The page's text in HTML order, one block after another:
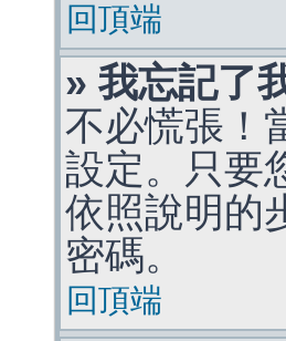
回頂端
» 我忘記了
不必慌張！
設定。只要
依照說明的
密碼。
回頂端